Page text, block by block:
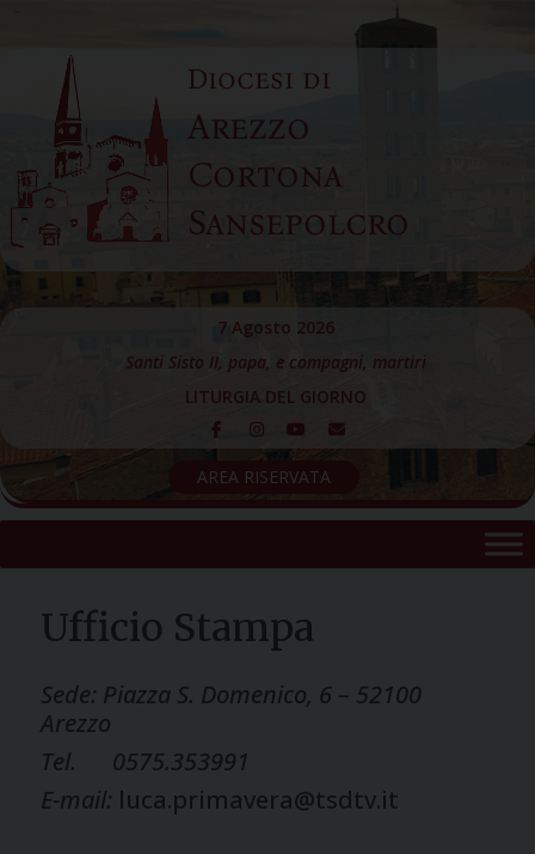
content
Diocesi di
Arezzo
Cortona
Sansepolcro
7 Agosto 2026
Santi Sisto II, papa, e compagni, martiri
LITURGIA DEL GIORNO
AREA RISERVATA
Ufficio Stampa
Sede: Piazza S. Domenico, 6 – 52100
Arezzo
Tel. 0575.353991
E-mail: luca.primavera@tsdtv.it